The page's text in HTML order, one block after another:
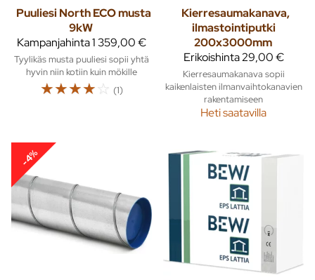
Puuliesi North ECO musta
9kW
Kampanjahinta1 359,00 €
Tyylikäs musta puuliesi sopii yhtä
hyvin niin kotiin kuin mökille
☆☆☆☆☆ (1)
Kierresaumakanava,
ilmastointiputki
200x3000mm
Erikoishinta29,00 €
Kierresaumakanava sopii
kaikenlaisten ilmanvaihtokanavien
rakentamiseen
Heti saatavilla
-4%